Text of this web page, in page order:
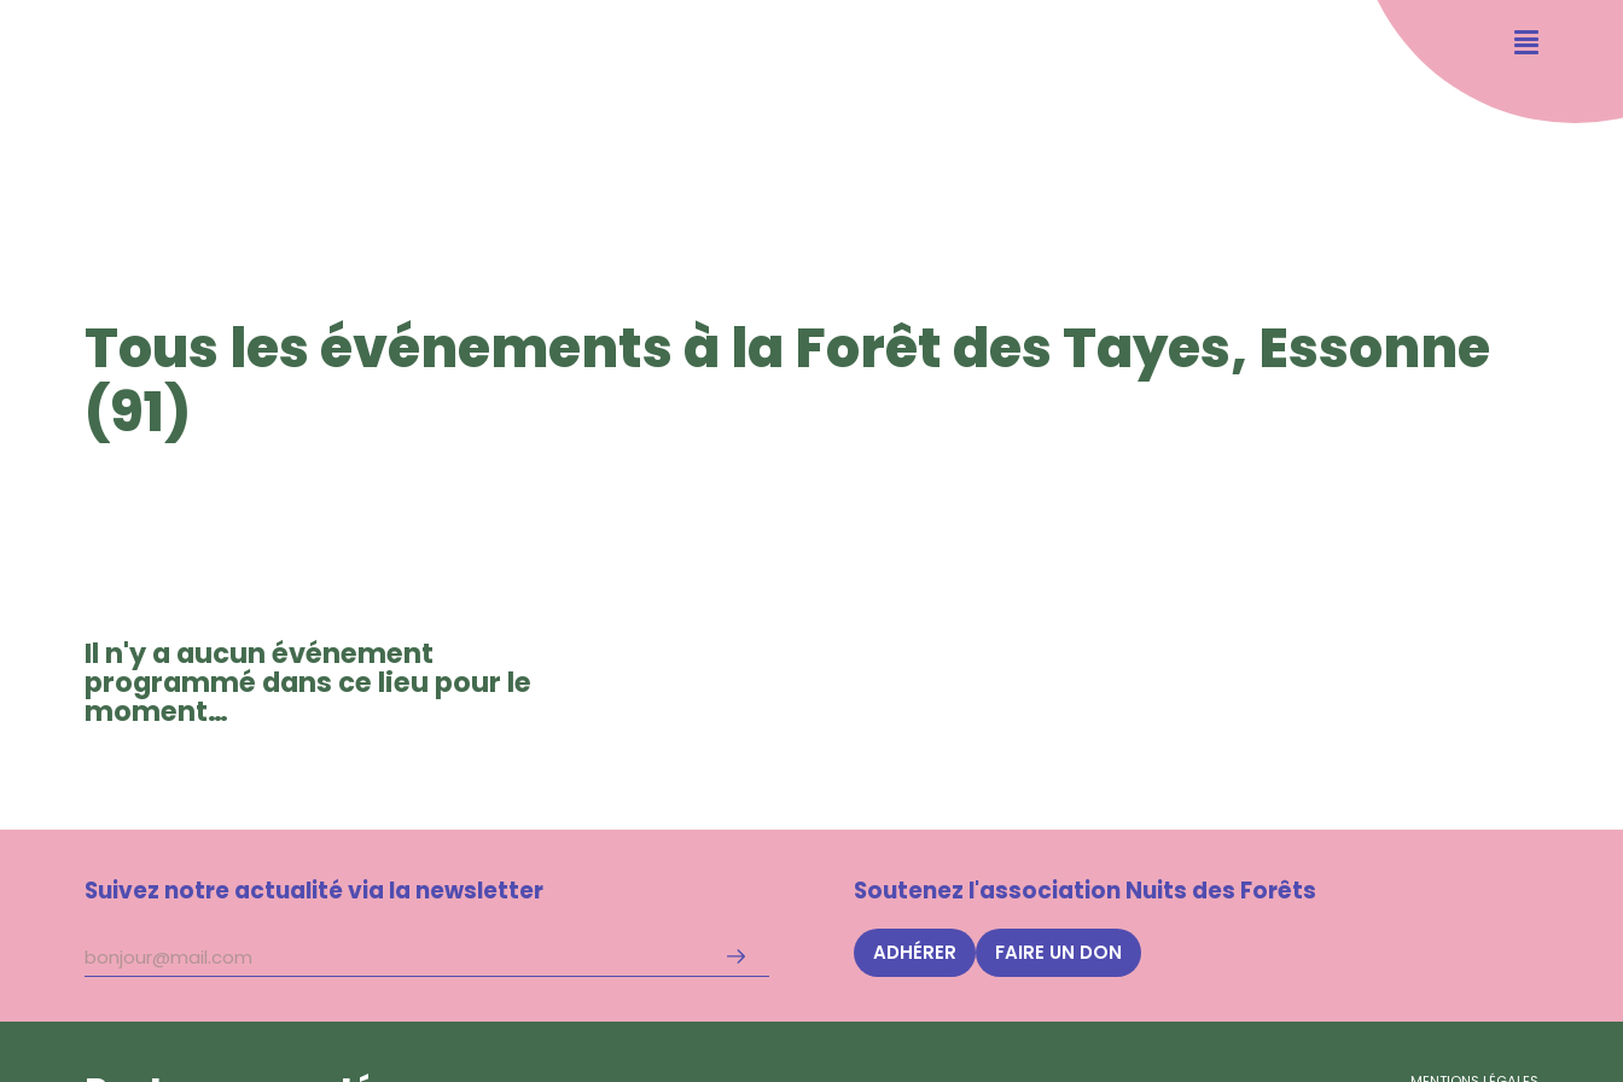
Tous les événements à la Forêt des Tayes, Essonne
(91)
Il n'y a aucun événement
programmé dans ce lieu pour le
moment…
Suivez notre actualité via la newsletter
Adresse
mail
S'inscrire
la
Soutenez l'association Nuits des Forêts
ADHÉRER FAIRE UN DON